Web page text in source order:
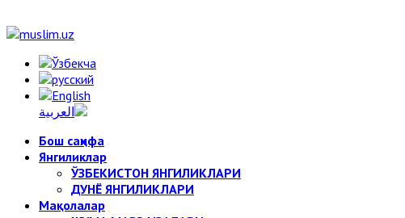
Бош саҳифа
Янгиликлар
ЎЗБЕКИСТОН ЯНГИЛИКЛАРИ
ДУНЁ ЯНГИЛИКЛАРИ
Мақолалар